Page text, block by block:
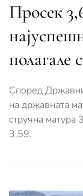
Просек
полагале
Според
на државната
стручна матура
3,59.